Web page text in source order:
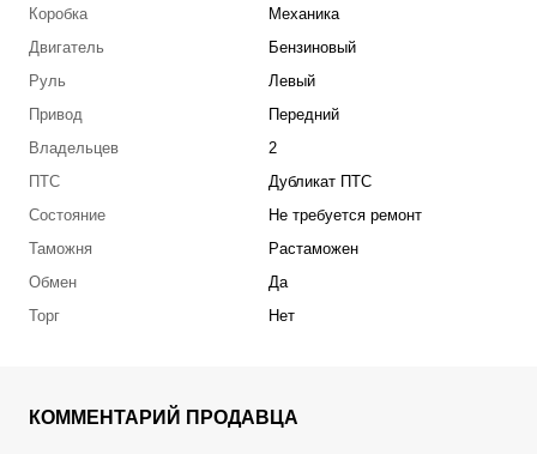
Коробка
Механика
Двигатель
Бензиновый
Руль
Левый
Привод
Передний
Владельцев
2
ПТС
Дубликат ПТС
Состояние
Не требуется ремонт
Таможня
Растаможен
Обмен
Да
Торг
Нет
КОММЕНТАРИЙ ПРОДАВЦА